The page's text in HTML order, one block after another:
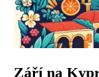
Září na